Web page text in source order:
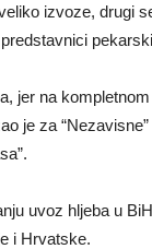
izvoze, drugi
jer na
je za
uvoz hljeba u
i Hrvatske.